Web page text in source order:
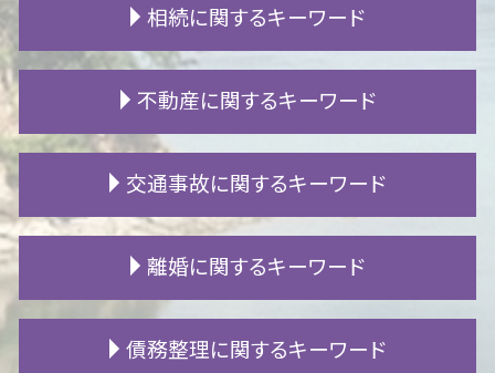
相続に関するキーワード
遺言 書き方
遺留分 計算
不動産 相続 登記
遺産 税金
成年後見人 登記事項証明書
生前贈与 遺留分
相続財産調査 自分で
不動産に関するキーワード
土地 境界 トラブル
賃貸 漏水
家賃 滞納 弁護士
近所トラブル 相談
マンション 騒音 子供
交通事故に関するキーワード
労災 後遺障害 診断書
交通事故 加害者家族
事故 示談
離婚に関するキーワード
離婚 子供 親権債務整理に関するキーワード